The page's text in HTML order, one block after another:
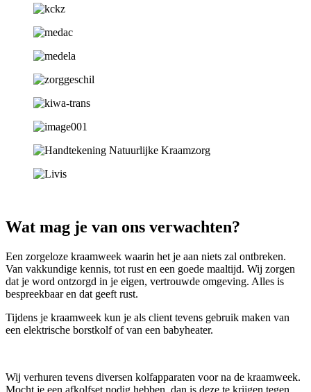
Wat mag je van ons verwachten?
Een zorgeloze kraamweek waarin het je aan niets zal ontbreken.
Van vakkundige kennis, tot rust en een goede maaltijd. Wij zorgen
dat je word ontzorgd in je eigen, vertrouwde omgeving. Alles is
bespreekbaar en dat geeft rust.
Tijdens je kraamweek kun je als client tevens gebruik maken van
een elektrische borstkolf of van een babyheater.
Wij verhuren tevens diversen kolfapparaten voor na de kraamweek.
Mocht je een afkolfset nodig hebben, dan is deze te krijgen tegen